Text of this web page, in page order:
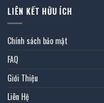
LIÊN KẾT HỮU ÍCH
Chính sách bảo mật
FAQ
Giới Thiệu
Liên Hệ